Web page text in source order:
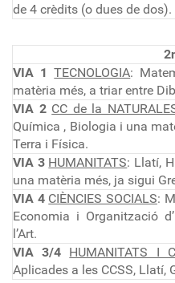
de 4 crèdits (o dues de dos).
VIA 1 TECNOLOGIA:
matèria més, a triar entre
VIA 2 CC de la
Química , Biologia i una
Terra i Física.
VIA 3 HUMANITATS: Llatí,
una matèria més, ja sigui
VIA 4 CIÈNCIES SOCIALS:
Economia i Organització
l’Art.
VIA 3/4 HUMANITATS I
Aplicades a les CCSS, Llatí,